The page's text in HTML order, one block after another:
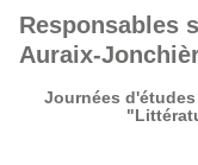
Responsables
Auraix-
Journées